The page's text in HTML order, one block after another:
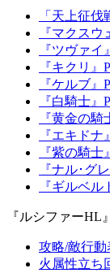
「天上征
『マクス
『ツヴァ
『キクリ』
『ケルブ』
『白騎士』
『黄金の
『エキド
『紫の騎士
『ナル･グ
『ギルベ
『ルシファーHL』
攻略/敵行動
火属性立ち